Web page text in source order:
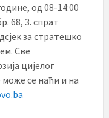
од 08-14:00
68, 3. спрат
за стратешко
Све
цијелог
може се наћи и на